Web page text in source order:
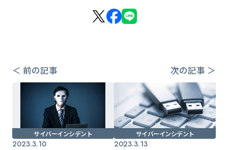
＜ 前の記事 次の記事 ＞
サイバーインシデント
2023.3.10
サイバーインシデント
2023.3.13